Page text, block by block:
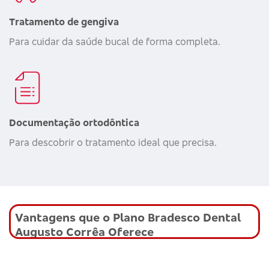
Tratamento de gengiva
Para cuidar da saúde bucal de forma completa.
Documentação ortodôntica
Para descobrir o tratamento ideal que precisa.
Vantagens que o Plano Bradesco Dental
Augusto Corrêa Oferece